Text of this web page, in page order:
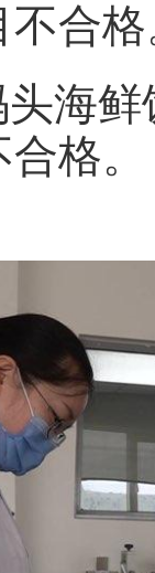
不合
海
格。